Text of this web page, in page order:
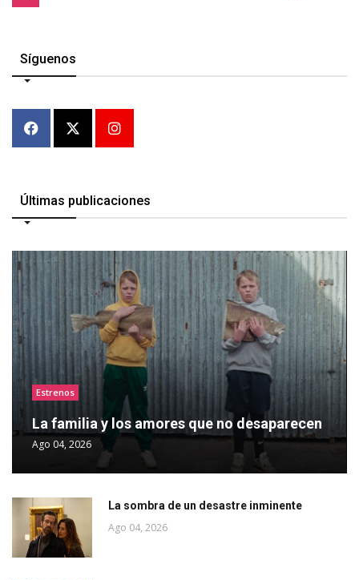
Síguenos
Últimas publicaciones
Estrenos
La familia y los amores que no desaparecen
Ago 04, 2026
La sombra de un desastre inminente
Ago 04, 2026